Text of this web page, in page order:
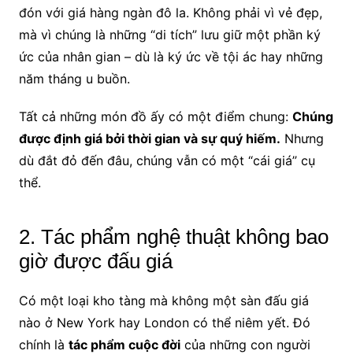
đón với giá hàng ngàn đô la. Không phải vì vẻ đẹp,
mà vì chúng là những “di tích” lưu giữ một phần ký
ức của nhân gian – dù là ký ức về tội ác hay những
năm tháng u buồn.
Tất cả những món đồ ấy có một điểm chung: Chúng
được định giá bởi thời gian và sự quý hiếm. Nhưng
dù đắt đỏ đến đâu, chúng vẫn có một “cái giá” cụ
thể.
2. Tác phẩm nghệ thuật không bao
giờ được đấu giá
Có một loại kho tàng mà không một sàn đấu giá
nào ở New York hay London có thể niêm yết. Đó
chính là tác phẩm cuộc đờicủa những con người